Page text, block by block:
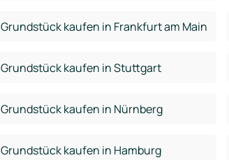
Grundstück kaufen in Frankfurt am Main
Grundstück kaufen in Stuttgart
Grundstück kaufen in Nürnberg
Grundstück kaufen in Hamburg